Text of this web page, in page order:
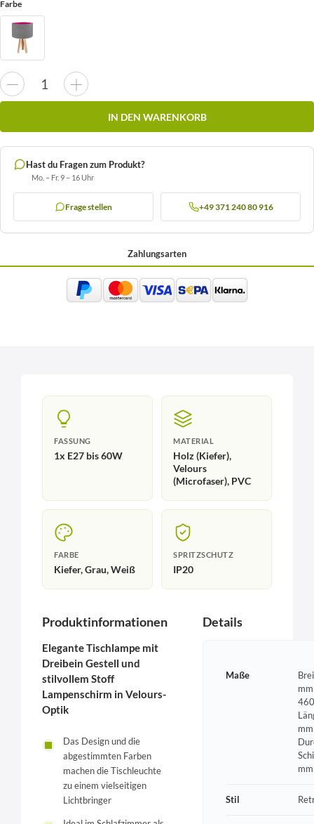
Farbe
IN DEN WARENKORB
Hast du Fragen zum Produkt?
Mo. – Fr. 9 – 16 Uhr
Frage stellen +49 371 240 80 916
Zahlungsarten
FASSUNG
1x E27 bis 60W
MATERIAL
Holz (Kiefer),
Velours
(Microfaser), PVC
FARBE
Kiefer, Grau, Weiß
SPRITZSCHUTZ
IP20
Produktinformationen
Elegante Tischlampe mit
Dreibein Gestell und
stilvollem Stoff
Lampenschirm in Velours-
Optik
Das Design und die
abgestimmten Farben
machen die Tischleuchte
zu einem vielseitigen
Lichtbringer
Details
Maße
mm
Stil